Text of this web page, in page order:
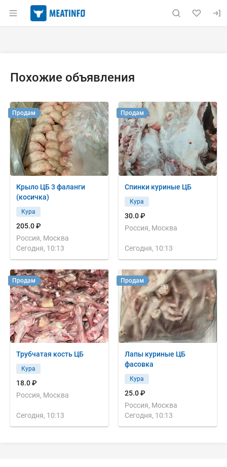
Раздел навигации по сайту meatinfo.ru
Похожие объявления
Крыло ЦБ 3 фаланги
(косичка)
Кура
205.0 ₽
Россия, Москва
Сегодня, 10:13
Продам
Спинки куриные ЦБ
Кура
30.0 ₽
Россия, Москва
Сегодня, 10:13
Продам
Трубчатая кость ЦБ
Кура
18.0 ₽
Россия, Москва
Сегодня, 10:13
Продам
Лапы куриные ЦБ
фасовка
Кура
25.0 ₽
Россия, Москва
Сегодня, 10:13
Продам